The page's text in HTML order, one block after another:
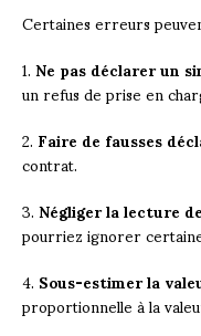
Certaines erreurs
1.Ne pas déclarer un
un refus de prise en
2.Faire de fausses
contrat.
3.Négliger la lecture
pourriez ignorer
4.Sous-estimer la
proportionnelle à la